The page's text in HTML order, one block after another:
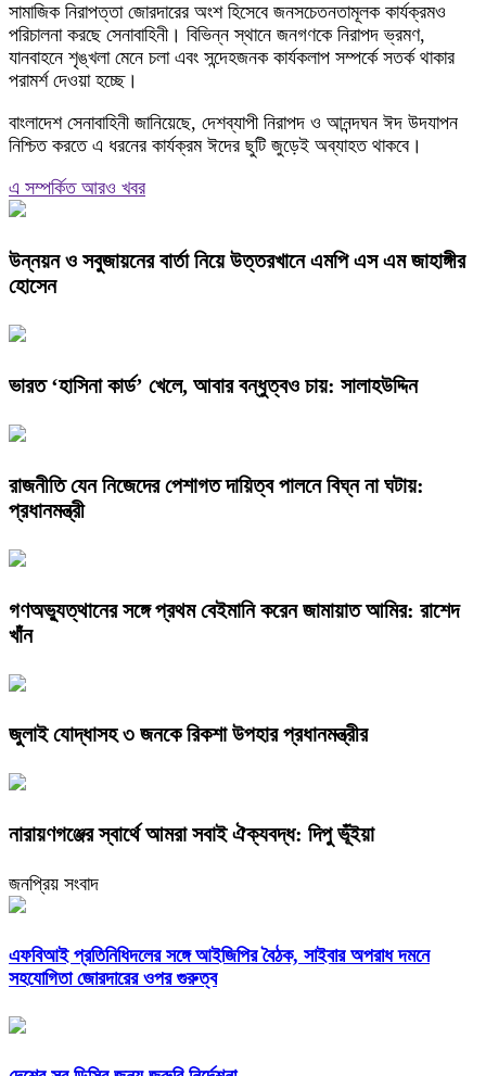
সামাজিক নিরাপত্তা জোরদারের অংশ হিসেবে জনসচেতনতামূলক কার্যক্রমও
পরিচালনা করছে সেনাবাহিনী। বিভিন্ন স্থানে জনগণকে নিরাপদ ভ্রমণ,
যানবাহনে শৃঙ্খলা মেনে চলা এবং সন্দেহজনক কার্যকলাপ সম্পর্কে সতর্ক থাকার
পরামর্শ দেওয়া হচ্ছে।
বাংলাদেশ সেনাবাহিনী জানিয়েছে, দেশব্যাপী নিরাপদ ও আনন্দঘন ঈদ উদযাপন
নিশ্চিত করতে এ ধরনের কার্যক্রম ঈদের ছুটি জুড়েই অব্যাহত থাকবে।
এ সম্পর্কিত আরও খবর
উন্নয়ন ও সবুজায়নের বার্তা নিয়ে উত্তরখানে এমপি এস এম জাহাঙ্গীর
হোসেন
ভারত ‘হাসিনা কার্ড’ খেলে, আবার বন্ধুত্বও চায়: সালাহউদ্দিন
রাজনীতি যেন নিজেদের পেশাগত দায়িত্ব পালনে বিঘ্ন না ঘটায়:
প্রধানমন্ত্রী
গণঅভ্যুত্থানের সঙ্গে প্রথম বেইমানি করেন জামায়াত আমির: রাশেদ
খাঁন
জুলাই যোদ্ধাসহ ৩ জনকে রিকশা উপহার প্রধানমন্ত্রীর
নারায়ণগঞ্জের স্বার্থে আমরা সবাই ঐক্যবদ্ধ: দিপু ভূঁইয়া
জনপ্রিয় সংবাদ
এফবিআই প্রতিনিধিদলের সঙ্গে আইজিপির বৈঠক, সাইবার অপরাধ দমনে
সহযোগিতা জোরদারের ওপর গুরুত্ব